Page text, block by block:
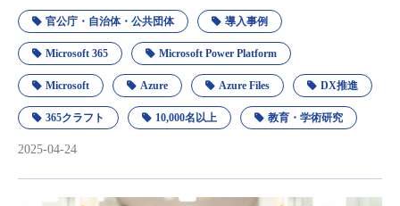
官公庁・自治体・公共団体 導入事例
Microsoft 365 Microsoft Power Platform
Microsoft Azure Azure Files DX推進
365クラフト 10,000名以上 教育・学術研究
2025-04-24